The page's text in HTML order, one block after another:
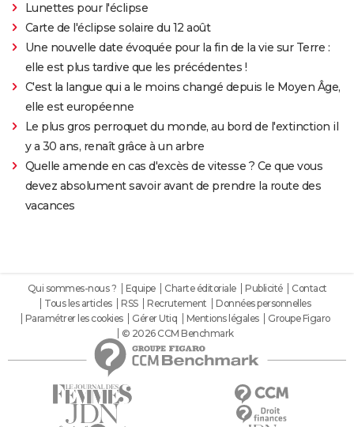
Lunettes pour l'éclipse
Carte de l'éclipse solaire du 12 août
Une nouvelle date évoquée pour la fin de la vie sur Terre :
elle est plus tardive que les précédentes !
C'est la langue qui a le moins changé depuis le Moyen Âge,
elle est européenne
Le plus gros perroquet du monde, au bord de l'extinction il
y a 30 ans, renaît grâce à un arbre
Quelle amende en cas d'excès de vitesse ? Ce que vous
devez absolument savoir avant de prendre la route des
vacances
Qui sommes-nous ? Equipe Charte éditoriale Publicité
Contact
Tous les articles
RSS Recrutement
Données personnelles
Paramétrer les cookies
Gérer Utiq Mentions légales
Groupe Figaro
© 2026 CCM Benchmark